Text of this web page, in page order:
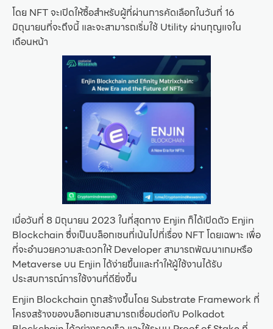
โดย NFT จะเปิดให้ซื้อสำหรับผู้ที่ผ่านการคัดเลือกในวันที่ 16
มิถุนายนที่จะถึงนี้ และจะสามารถเริ่มใช้ Utility ผ่านกุญแจใน
เดือนหน้า
เมื่อวันที่ 8 มิถุนายน 2023 ในที่สุดทาง Enjin ก็ได้เปิดตัว Enjin
Blockchain ซึ่งเป็นบล็อกเชนที่เน้นไปที่เรื่อง NFT โดยเฉพาะ เพื่อ
ที่จะอำนวยความสะดวกให้ Developer สามารถพัฒนาเกมหรือ
Metaverse บน Enjin ได้ง่ายขึ้นและทำให้ผู้ใช้งานได้รับ
ประสบการณ์การใช้งานที่ดียิ่งขึ้น
Enjin Blockchain ถูกสร้างขึ้นโดย Substrate Framework ที่
โครงสร้างของบล็อกเชนสามารถเชื่อมต่อกับ Polkadot